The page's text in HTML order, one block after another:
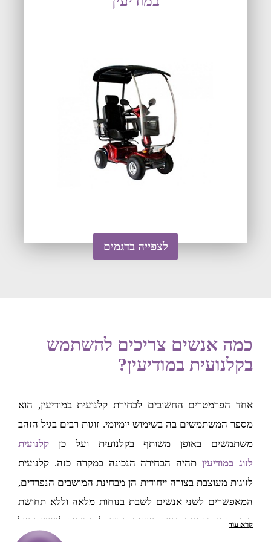
לצפייה בדגמים
כמה אנשים צריכים להשתמש
בקלנועית במודיעין?
אחד הפרמטרים החשובים לבחירת קלנועית במודיעין, הוא
מספר המשתמשים בה בשימוש יומיומי. זוגות רבים בגיל הזהב
משתמשים באופן משותף בקלנועית ועל כן קלנועית
לזוג במודיעיןתהיה הבחירה הנכונה במקרה כזה. קלנועית
לזוגות מעוצבת בצורה ייחודית הן מבחינת המושבים הנפרדים,
המאפשרים לשני אנשים לשבת בנוחות מלאה וללא תחושת
דוחק, והן מבחינת כושר נשיאת המשקל המיועד לנשיאה של
קרא עוד